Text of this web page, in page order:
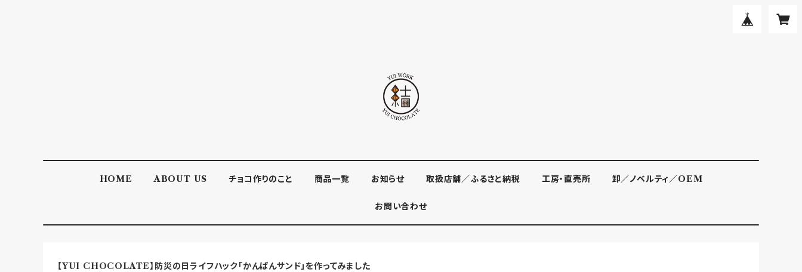
HOME ABOUT US チョコ作りのこと 商品一覧 お知らせ 取扱店舗／ふるさと納税 工房・直売所 卸／ノベルティ／OEM
お問い合わせ
【YUI CHOCOLATE】防災の日ライフハック「かんぱんサンド」を作ってみました